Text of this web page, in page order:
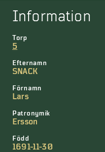
Information
Torp
5
Efternamn
SNACK
Förnamn
Lars
Patronymik
Ersson
Född
1691-11-30